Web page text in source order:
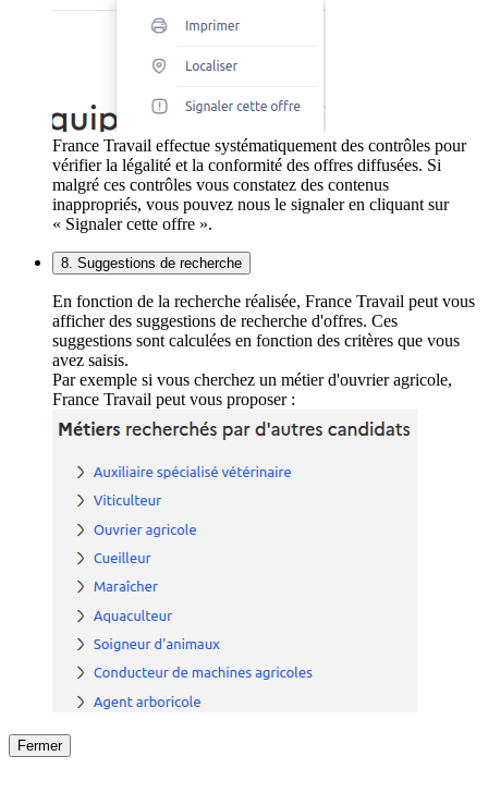
France Travail effectue systématiquement des contrôles pour
vérifier la légalité et la conformité des offres diffusées. Si
malgré ces contrôles vous constatez des contenus
inappropriés, vous pouvez nous le signaler en cliquant sur
« Signaler cette offre ».
8. Suggestions de recherche
En fonction de la recherche réalisée, France Travail peut vous
afficher des suggestions de recherche d'offres. Ces
suggestions sont calculées en fonction des critères que vous
avez saisis.
Par exemple si vous cherchez un métier d'ouvrier agricole,
France Travail peut vous proposer :
Fermer